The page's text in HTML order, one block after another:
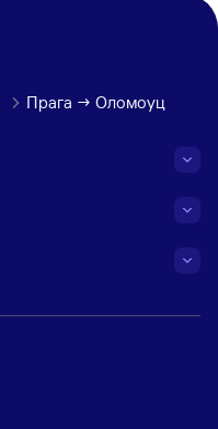
Прага → Оломоуц